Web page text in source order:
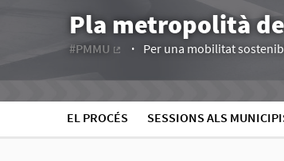
Pla metropolità
#PMMU
Per una mobilitat
EL PROCÉS SESSIONS ALS